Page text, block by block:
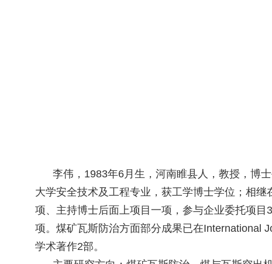
李伟，1983年6月生，河南睢县人，教授，博士
大学安全技术及工程专业，获工学博士学位；相
项、主持博士后面上项目一项，参与企业委托项
项。煤矿瓦斯防治方面部分成果已在International
学术著作2部。